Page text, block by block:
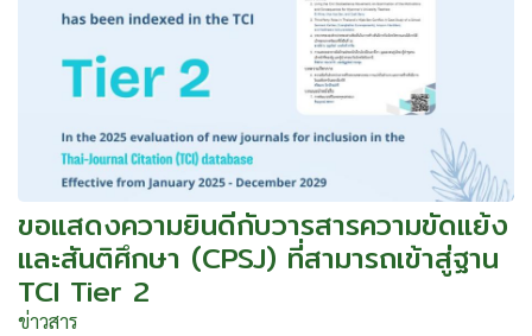
ขอแสดงความยินดีกับวารสารความขัดแย้ง
และสันติศึกษา (CPSJ) ที่สามารถเข้าสู่ฐาน
TCI Tier 2
ข่าวสาร